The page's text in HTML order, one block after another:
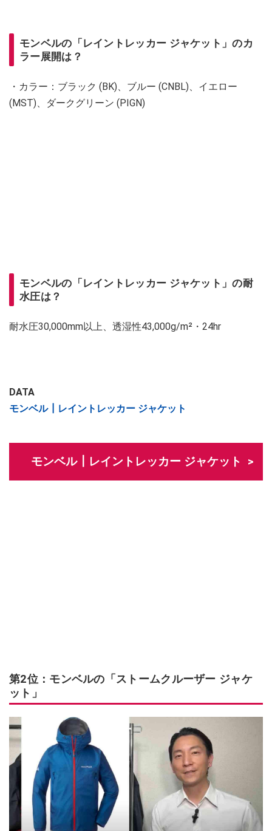
モンベルの「レイントレッカー ジャケット」のカ
ラー展開は？
・カラー：ブラック (BK)、ブルー (CNBL)、イエロー
(MST)、ダークグリーン (PIGN)
モンベルの「レイントレッカー ジャケット」の耐
水圧は？
耐水圧30,000mm以上、透湿性43,000g/m²・24hr
DATA
モンベル┃レイントレッカー ジャケット
モンベル┃レイントレッカー ジャケット
第2位：モンベルの「ストームクルーザー ジャケ
ット」